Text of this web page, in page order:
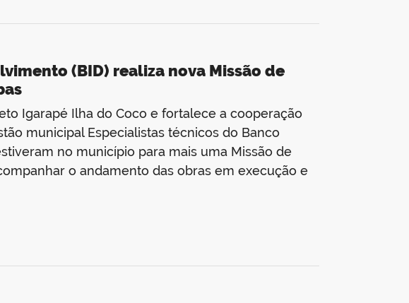
(BID) realiza nova Missão de
Igarapé Ilha do Coco e fortalece a cooperação
municipal Especialistas técnicos do Banco
no município para mais uma Missão de
o andamento das obras em execução e